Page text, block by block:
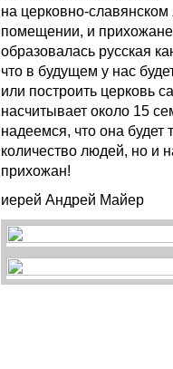
на церковно-
помещении, и прихожане
образовалась русская
что в будущем у нас
или построить церковь
насчитывает около 15
надеемся, что она будет
количество людей, но и
прихожан!
иерей Андрей Майер